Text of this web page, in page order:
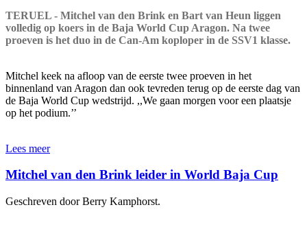
TERUEL - Mitchel van den Brink en Bart van Heun liggen
volledig op koers in de Baja World Cup Aragon. Na twee
proeven is het duo in de Can-Am koploper in de SSV1 klasse.
Mitchel keek na afloop van de eerste twee proeven in het
binnenland van Aragon dan ook tevreden terug op de eerste dag van
de Baja World Cup wedstrijd. ,,We gaan morgen voor een plaatsje
op het podium.’’
Lees meer
Mitchel van den Brink leider in World Baja Cup
Geschreven door Berry Kamphorst.